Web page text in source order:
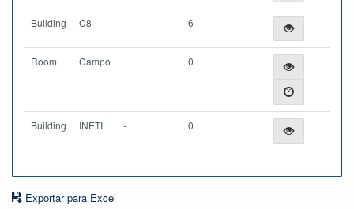
Building C8 - 6
Room Campo 0
Building INETI - 0
Exportar para Excel